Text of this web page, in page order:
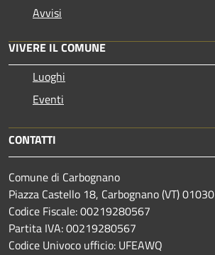
Avvisi
VIVERE IL COMUNE
Luoghi
Eventi
CONTATTI
Comune di Carbognano
Piazza Castello 18, Carbognano (VT) 01030
Codice Fiscale: 00219280567
Partita IVA: 00219280567
Codice Univoco ufficio: UFEAWQ